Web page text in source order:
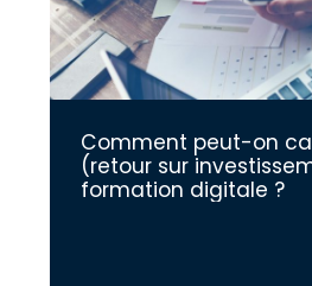
Comment peut-on
(retour sur
formation digitale ?